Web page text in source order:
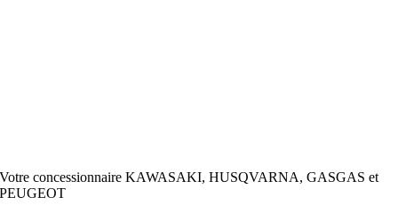
Votre concessionnaire KAWASAKI, HUSQVARNA, GASGAS et
PEUGEOT